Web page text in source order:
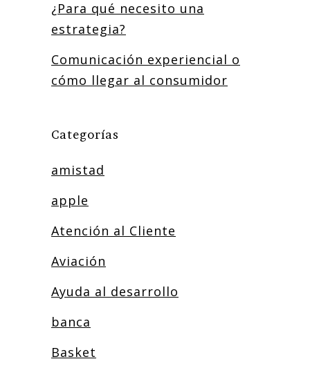
¿Para qué necesito una
estrategia?
Comunicación experiencial o
cómo llegar al consumidor
Categorías
amistad
apple
Atención al Cliente
Aviación
Ayuda al desarrollo
banca
Basket